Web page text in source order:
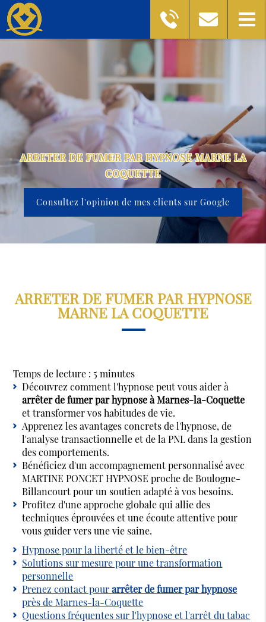
ARRETER DE FUMER PAR HYPNOSE MARNE LA
COQUETTE
Consultez l'opinion de mes clients sur Google
ARRETER DE FUMER PAR HYPNOSE
MARNE LA COQUETTE
Temps de lecture : 5 minutes
Découvrez comment l'hypnose peut vous aider à
arrêter de fumer par hypnose à Marnes-la-Coquette
et transformer vos habitudes de vie.
Apprenez les avantages concrets de l'hypnose, de
l'analyse transactionnelle et de la PNL dans la gestion
des comportements.
Bénéficiez d'un accompagnement personnalisé avec
MARTINE PONCET HYPNOSE proche de Boulogne-
Billancourt pour un soutien adapté à vos besoins.
Profitez d'une approche globale qui allie des
techniques éprouvées et une écoute attentive pour
vous guider vers une vie saine.
Hypnose pour la liberté et le bien-être
Solutions sur mesure pour une transformation
personnelle
Prenez contact pourarrêter de fumer par hypnose
près de Marnes-la-Coquette
Questions fréquentes sur l'hypnose et l'arrêt du tabac